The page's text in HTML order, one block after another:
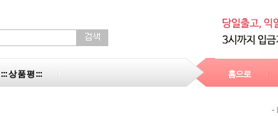
::: 상 품 평 ::: 홈으로
-